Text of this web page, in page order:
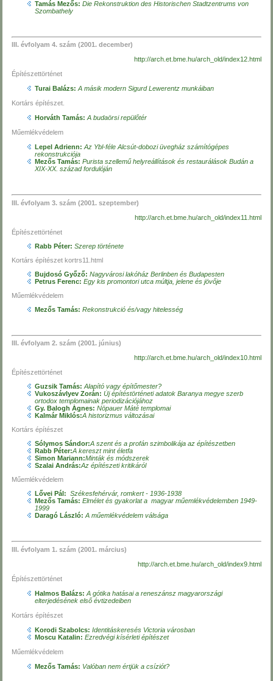
Tamás Mezős:Die Rekonstruktion des Historischen Stadtzentrums von
Szombathely
III. évfolyam 4. szám (2001. december)
http://arch.et.bme.hu/arch_old/index12.html
Építészettörténet
Turai Balázs:A másik modern Sigurd Lewerentz munkáiban
Kortárs építészet.
Horváth Tamás:A budaörsi repülőtér
Műemlékvédelem
Lepel Adrienn:Az Ybl-féle Alcsút-dobozi üvegház számítógépes
rekonstrukciója
Mezős Tamás:Purista szellemű helyreállítások és restaurálások Budán a
XIX-XX. század fordulóján
III. évfolyam 3. szám (2001. szeptember)
http://arch.et.bme.hu/arch_old/index11.html
Építészettörténet
Rabb Péter: Szerep története
Kortárs építészet kortrs11.html
Bujdosó Győző:Nagyvárosi lakóház Berlinben és Budapesten
Petrus Ferenc:Egy kis promontori utca múltja, jelene és jövője
Műemlékvédelem
Mezős Tamás:Rekonstrukció és/vagy hitelesség
III. évfolyam 2. szám (2001. június)
http://arch.et.bme.hu/arch_old/index10.html
Építészettörténet
Guzsik Tamás: Alapító vagy építőmester?
Vukoszávlyev Zorán:Új építéstörténeti adatok Baranya megye szerb
ortodox templomainak periodizációjához
Gy. Balogh Ágnes:Nöpauer Máté templomai
Kalmár Miklós:A historizmus változásai
Kortárs építészet
Sólymos Sándor:A szent és a profán szimbolikája az építészetben
Rabb Péter:A kereszt mint életfa
Simon Mariann:Minták és módszerek
Szalai András:Az építészeti kritikáról
Műemlékvédelem
Lővei Pál:Székesfehérvár, romkert - 1936-1938
Mezős Tamás:Elmélet és gyakorlat a magyar műemlékvédelemben 1949-
1999
Daragó László: A műemlékvédelem válsága
III. évfolyam 1. szám (2001. március)
http://arch.et.bme.hu/arch_old/index9.html
Építészettörténet
Halmos Balázs: A gótika hatásai a reneszánsz magyarországi
elterjedésének első évtizedeiben
Kortárs építészet
Korodi Szabolcs:Identitáskeresés Victoria városban
Moscu Katalin:Ezredvégi kísérleti építészet
Műemlékvédelem
Mezős Tamás: Valóban nem értjük a csíziót?